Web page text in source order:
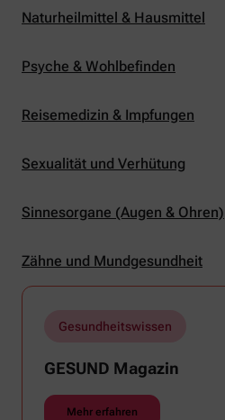
Naturheilmittel & Hausmittel
Psyche & Wohlbefinden
Reisemedizin & Impfungen
Sexualität und Verhütung
Sinnesorgane (Augen & Ohren)
Zähne und Mundgesundheit
Gesundheitswissen
GESUND Magazin
Mehr erfahren